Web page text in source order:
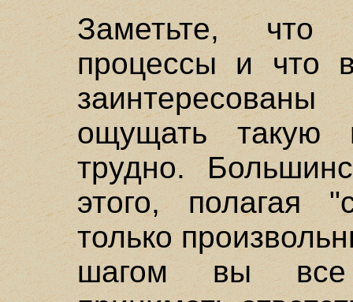
Заметьте, что
процессы и что
ощущать такую
трудно.
этого, полагая
только
шагом вы все